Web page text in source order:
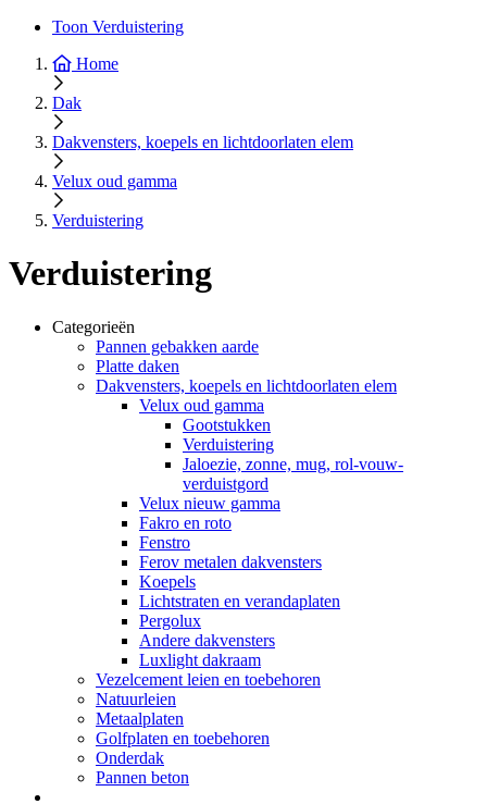
Toon Verduistering
Home
Dak
Dakvensters, koepels en lichtdoorlaten elem
Velux oud gamma
Verduistering
Verduistering
Categorieën
Pannen gebakken aarde
Platte daken
Dakvensters, koepels en lichtdoorlaten elem
Velux oud gamma
Gootstukken
Verduistering
Jaloezie, zonne, mug, rol-vouw-
verduistgord
Velux nieuw gamma
Fakro en roto
Fenstro
Ferov metalen dakvensters
Koepels
Lichtstraten en verandaplaten
Pergolux
Andere dakvensters
Luxlight dakraam
Vezelcement leien en toebehoren
Natuurleien
Metaalplaten
Golfplaten en toebehoren
Onderdak
Pannen beton